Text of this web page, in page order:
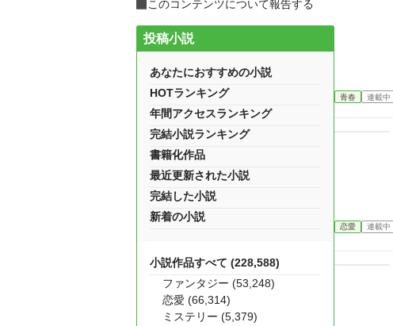
青春 連載中
恋愛 連載中
このコンテンツについて報告する
投稿小説
あなたにおすすめの小説
HOTランキング
年間アクセスランキング
完結小説ランキング
書籍化作品
最近更新された小説
完結した小説
新着の小説
小説作品すべて (228,588)
ファンタジー (53,248)
恋愛 (66,314)
ミステリー (5,379)